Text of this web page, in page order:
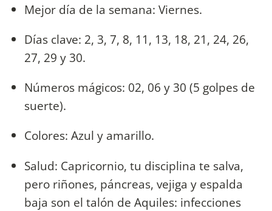
Mejor día de la semana: Viernes.
Días clave: 2, 3, 7, 8, 11, 13, 18, 21, 24, 26,
27, 29 y 30.
Números mágicos: 02, 06 y 30 (5 golpes de
suerte).
Colores: Azul y amarillo.
Salud: Capricornio, tu disciplina te salva,
pero riñones, páncreas, vejiga y espalda
baja son el talón de Aquiles: infecciones